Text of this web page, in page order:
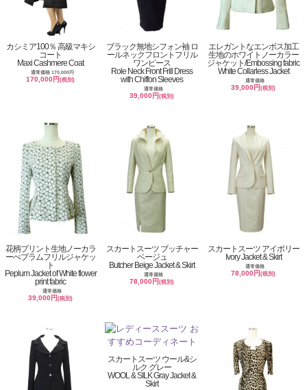
カシミア100％ 高級マキシ
コート
Maxi Cashmere Coat
通常価格 170,000円
170,000円(税別)
ブラック無地シフォン袖 ロ
ールネックフロントフリル
ワンピース
Role Neck Front Frill Dress
with Chiffon Sleeves
通常価格
39,000円(税別)
エレガントなエンボス加工
生地のホワイトノーカラー
ジャケット/Embossing fabric
White Collarless Jacket
通常価格
39,000円(税別)
花柄プリント生地ノーカラ
ーぺプラムフリルジャケッ
ト
Peplum Jacket of White flower
print fabric
通常価格
39,000円(税別)
スカートスーツ ブッチャー
ベージュ
Butcher Beige Jacket & Skirt
通常価格
78,000円(税別)
スカートスーツ アイボリー
Ivory Jacket & Skirt
通常価格
78,000円(税別)
スカートスーツ ウール&シ
ルク グレー
WOOL & SILK Gray Jacket &
Skirt